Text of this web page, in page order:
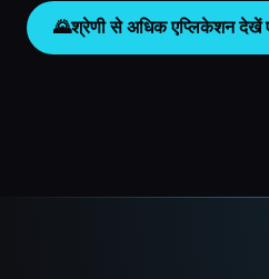
🌄श्रेणी से अधिक एप्लिकेशन देखें